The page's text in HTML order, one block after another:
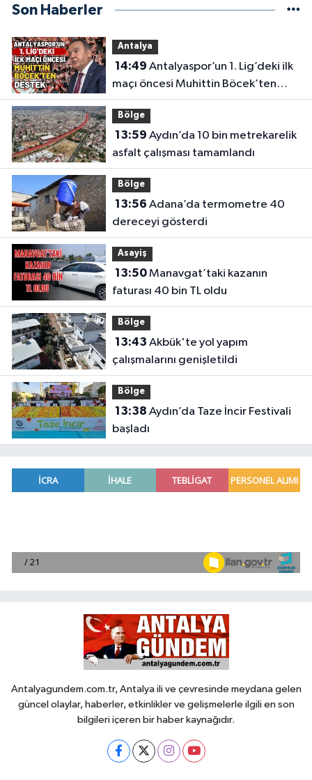
Son Haberler
Antalya
14:49
maçı öncesi Muhittin Böcek’ten
destek
Bölge
13:59
asfalt çalışması tamamlandı
Bölge
13:56
dereceyi gösterdi
Asayiş
13:50Manavgat’taki kazanın
faturası 40 bin TL oldu
Bölge
13:43
çalışmalarını genişletildi
Bölge
13:38
başladı
Antalyagundem.com.tr, Antalya ili ve çevresinde meydana gelen
güncel olaylar, haberler, etkinlikler ve gelişmelerle ilgili en son
bilgileri içeren bir haber kaynağıdır.